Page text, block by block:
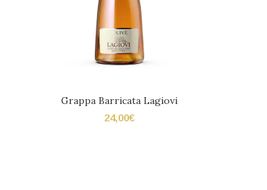
Grappa Barricata Lagiovi
24,00€